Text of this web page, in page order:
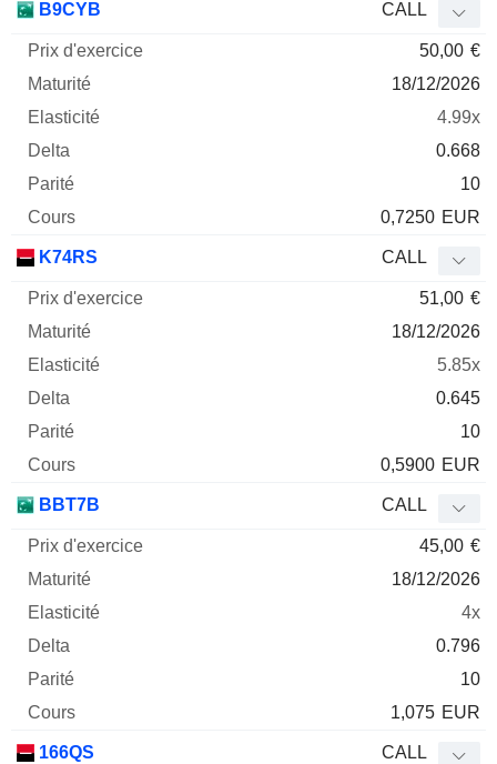
B9CYB CALL
50,00 €
18/12/2026
4.99x
0.668
10
0,7250 EUR
K74RS CALL
51,00 €
18/12/2026
5.85x
0.645
10
0,5900 EUR
BBT7B CALL
45,00 €
18/12/2026
4x
0.796
10
1,075 EUR
166QS CALL